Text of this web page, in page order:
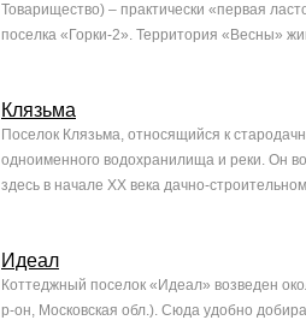
Товарищество) – практически «первая
поселка «Горки-2». Территория «Весны»
Клязьма
Поселок Клязьма, относящийся к
одноименного водохранилища и реки. Он
здесь в начале ХХ века дачно-
Идеал
Коттеджный поселок «Идеал» возведен
р-он, Московская обл.). Сюда удобно